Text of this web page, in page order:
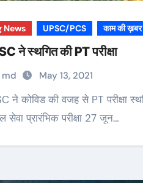
News UPSC/PCS काम की ख़बर
ने स्थगित की PT परीक्षा
May 13, 2021
सेवा प्रारंभिक परीक्षा 27 जून…